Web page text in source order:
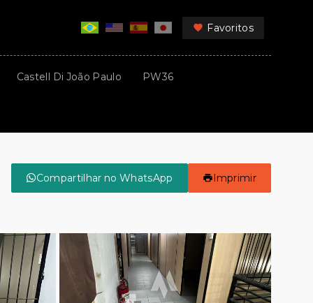
Favoritos
Castell Di João Paulo PW36
Compartilhar no WhatsApp Imprimir